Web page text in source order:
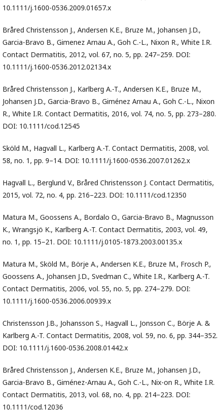
10.1111/j.1600-0536.2009.01657.x
Bråred Christensson J., Andersen K.E., Bruze M., Johansen J.D.,
Garcia-Bravo B., Gimenez Arnau A., Goh C.-L., Nixon R., White I.R.
Contact Dermatitis, 2012, vol. 67, no. 5, pp. 247–259. DOI:
10.1111/j.1600-0536.2012.02134.x
Bråred Christensson J., Karlberg A.-T., Andersen K.E., Bruze M.,
Johansen J.D., Garcia-Bravo B., Giménez Arnau A., Goh C.-L., Nixon
R., White I.R. Contact Dermatitis, 2016, vol. 74, no. 5, pp. 273–280.
DOI: 10.1111/cod.12545
Sköld M., Hagvall L., Karlberg A.-T. Contact Dermatitis, 2008, vol.
58, no. 1, pp. 9–14. DOI: 10.1111/j.1600-0536.2007.01262.x
Hagvall L., Berglund V., Bråred Christensson J. Contact Dermatitis,
2015, vol. 72, no. 4, pp. 216–223. DOI: 10.1111/cod.12350
Matura M., Goossens A., Bordalo O., Garcia-Bravo B., Magnusson
K., Wrangsjö K., Karlberg A.-T. Contact Dermatitis, 2003, vol. 49,
no. 1, pp. 15–21. DOI: 10.1111/j.0105-1873.2003.00135.x
Matura M., Sköld M., Börje A., Andersen K.E., Bruze M., Frosch P.,
Goossens A., Johansen J.D., Svedman C., White I.R., Karlberg A.-T.
Contact Dermatitis, 2006, vol. 55, no. 5, pp. 274–279. DOI:
10.1111/j.1600-0536.2006.00939.x
Christensson J.B., Johansson S., Hagvall L., Jonsson C., Börje A. &
Karlberg A.-T. Contact Dermatitis, 2008, vol. 59, no. 6, pp. 344–352.
DOI: 10.1111/j.1600-0536.2008.01442.x
Bråred Christensson J., Andersen K.E., Bruze M., Johansen J.D.,
Garcia-Bravo B., Giménez-Arnau A., Goh C.-L., Nix-on R., White I.R.
Contact Dermatitis, 2013, vol. 68, no. 4, pp. 214–223. DOI:
10.1111/cod.12036